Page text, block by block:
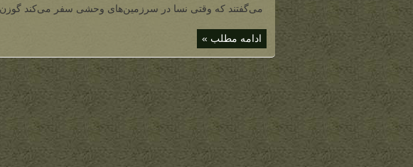
می‌گفتند که وقتی نسا در سرزمین‌های وحشی سفر می‌کند
ادامه مطلب »